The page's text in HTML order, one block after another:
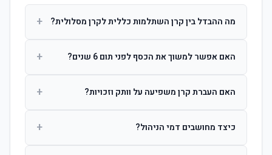
מה ההבדל בין קרן השתלמות כללית לקרן מסלולית? +
ההשקעות. קרן מסלולית עוקבת אחרי מדד ספציפי ומאפשרת
האם אפשר למשוך את הכסף לפני תום 6 שנים? +
הרווחים. לאחר 6 שנים ניתן למשוך פטור ממס עד לתקרה
האם העברת קרן משפיעה על וותק וזכויות? +
החברות. הוותק ממשיך להיספר מיום ההפקדה הראשונה.
כיצד מחושבים דמי הניהול? +